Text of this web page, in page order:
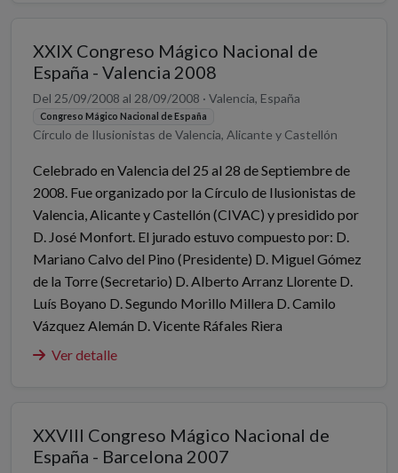
XXIX Congreso Mágico Nacional de
España - Valencia 2008
Del 25/09/2008 al 28/09/2008 · Valencia, España
Congreso Mágico Nacional de España
Círculo de Ilusionistas de Valencia, Alicante y Castellón
Celebrado en Valencia del 25 al 28 de Septiembre de
2008. Fue organizado por la Círculo de Ilusionistas de
Valencia, Alicante y Castellón (CIVAC) y presidido por
D. José Monfort. El jurado estuvo compuesto por: D.
Mariano Calvo del Pino (Presidente) D. Miguel Gómez
de la Torre (Secretario) D. Alberto Arranz Llorente D.
Luís Boyano D. Segundo Morillo Millera D. Camilo
Vázquez Alemán D. Vicente Ráfales Riera
Ver detalle
XXVIII Congreso Mágico Nacional de
España - Barcelona 2007